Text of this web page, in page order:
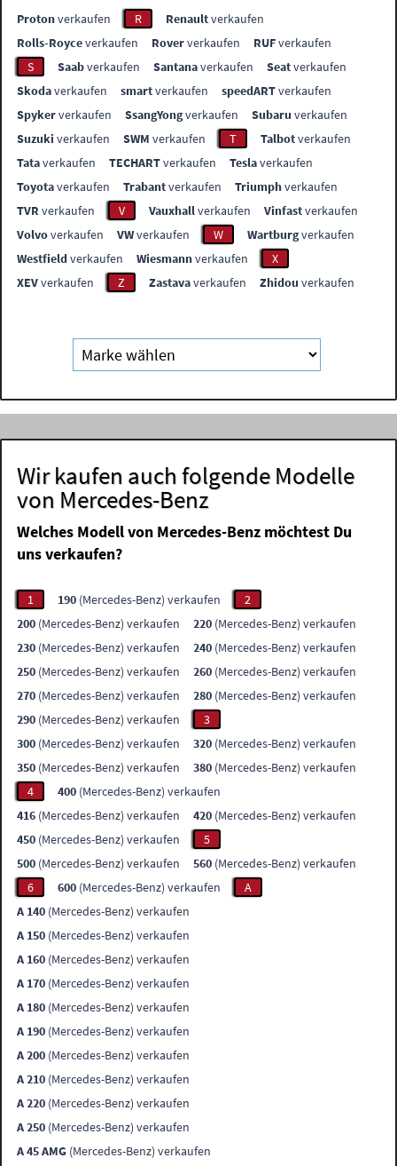
Protonverkaufen R Renaultverkaufen
Rolls-Royceverkaufen Roververkaufen RUFverkaufen
S
Saabverkaufen Santanaverkaufen Seatverkaufen
Skodaverkaufen smartverkaufen speedARTverkaufen
Spykerverkaufen SsangYongverkaufen Subaru verkaufen
Suzuki verkaufen SWM verkaufen T Talbotverkaufen
Tataverkaufen TECHARTverkaufen Teslaverkaufen
Toyotaverkaufen Trabantverkaufen Triumphverkaufen
TVR verkaufen V Vauxhallverkaufen Vinfastverkaufen
Volvoverkaufen VWverkaufen W Wartburgverkaufen
Westfieldverkaufen Wiesmannverkaufen
X
XEVverkaufen Z Zastavaverkaufen Zhidou verkaufen
Wir kaufen auch folgende Modelle
von Mercedes-Benz
Welches Modell von Mercedes-Benz möchtest Du
uns verkaufen?
1 190 (Mercedes-Benz) verkaufen
2
200 (Mercedes-Benz) verkaufen 220 (Mercedes-Benz) verkaufen
230 (Mercedes-Benz) verkaufen 240 (Mercedes-Benz) verkaufen
250 (Mercedes-Benz) verkaufen 260 (Mercedes-Benz) verkaufen
270 (Mercedes-Benz) verkaufen 280 (Mercedes-Benz) verkaufen
290 (Mercedes-Benz) verkaufen
3
300 (Mercedes-Benz) verkaufen 320 (Mercedes-Benz) verkaufen
350 (Mercedes-Benz) verkaufen 380 (Mercedes-Benz) verkaufen
4
400 (Mercedes-Benz) verkaufen
416 (Mercedes-Benz) verkaufen 420 (Mercedes-Benz) verkaufen
450 (Mercedes-Benz) verkaufen
5
500 (Mercedes-Benz) verkaufen 560 (Mercedes-Benz) verkaufen
6
600 (Mercedes-Benz) verkaufen
A
A 140 (Mercedes-Benz) verkaufen
A 150 (Mercedes-Benz) verkaufen
A 160 (Mercedes-Benz) verkaufen
A 170 (Mercedes-Benz) verkaufen
A 180 (Mercedes-Benz) verkaufen
A 190 (Mercedes-Benz) verkaufen
A 200 (Mercedes-Benz) verkaufen
A 210 (Mercedes-Benz) verkaufen
A 220 (Mercedes-Benz) verkaufen
A 250 (Mercedes-Benz) verkaufen
A 45 AMG (Mercedes-Benz) verkaufen